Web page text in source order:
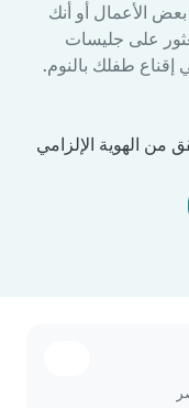
الأعمال أو أنك
على جليسات
طفلك بالنوم.
من الهوية الإلزامي